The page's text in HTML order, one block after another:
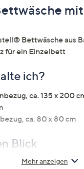
Bettwäsche aus
für ein Einzelbett
ich?
ca. 135 x 200
ca. 80 x 80 cm
Blick
für ein Einzelbett
Mehr anzeigen